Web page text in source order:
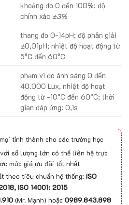
khoảng đo 0 đến 100%; độ
chính xác ±3%
thang đo 0-14pH; độ phân giải
±0,01pH; nhiệt độ hoạt động từ
5°C đến 60°C
phạm vi đo ánh sáng 0 đến
40.000 Lux, nhiệt độ hoạt
động từ -10°C đến 60°C; thời
gian đáp ứng: 0,1s
tỉnh thành cho các trường học
số lượng lớn có thể liên hệ trực
mức giá ưu đãi tốt nhất
theo tiêu chuẩn hệ thống: ISO
ISO 14001: 2015
(Mr. Mạnh) hoặc 0989.843.898